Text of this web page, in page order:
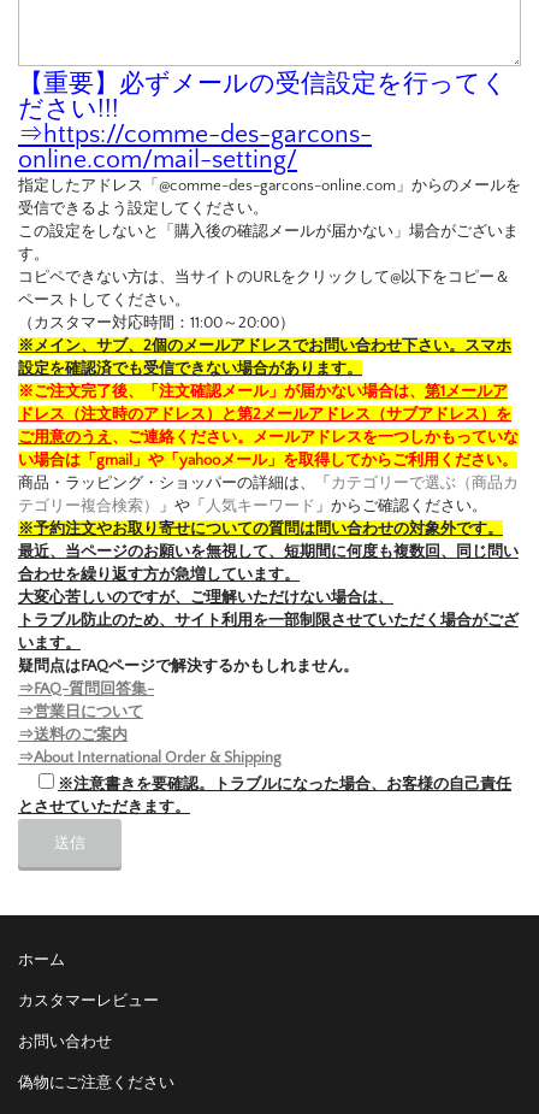
【重要】必ずメールの受信設定を行ってく
ださい!!!
⇒https://comme-des-garcons-
online.com/mail-setting/
指定したアドレス「@comme-des-garcons-online.com」からのメールを
受信できるよう設定してください。
この設定をしないと「購入後の確認メールが届かない」場合がございま
す。
コピペできない方は、当サイトのURLをクリックして@以下をコピー＆
ペーストしてください。
（カスタマー対応時間：11:00～20:00）
※メイン、サブ、2個のメールアドレスでお問い合わせ下さい。スマホ
設定を確認済でも受信できない場合があります。
※ご注文完了後、「注文確認メール」が届かない場合は、 第1メールア
ドレス（注文時のアドレス）と第2メールアドレス（サブアドレス）を
ご用意のうえ 、ご連絡ください。メールアドレスを一つしかもっていな
い場合は「gmail」や「yahooメール」を取得してからご利用ください。
商品・ラッピング・ショッパーの詳細は、「 カテゴリーで選ぶ（商品カ
テゴリー複合検索）
」や「 人気キーワード 」からご確認ください。
※予約注文やお取り寄せについての質問は問い合わせの対象外です。
最近、当ページのお願いを無視して、短期間に何度も複数回、同じ問い
合わせを繰り返す方が急増しています。
大変心苦しいのですが、ご理解いただけない場合は、
トラブル防止のため、サイト利用を一部制限させていただく場合がござ
います。
疑問点はFAQページで解決するかもしれません。
⇒FAQ-質問回答集-
⇒営業日について
⇒送料のご案内
⇒About International Order & Shipping
※注意書きを要確認。トラブルになった場合、お客様の自己責任
とさせていただきます。
ホーム
カスタマーレビュー
お問い合わせ
偽物にご注意ください